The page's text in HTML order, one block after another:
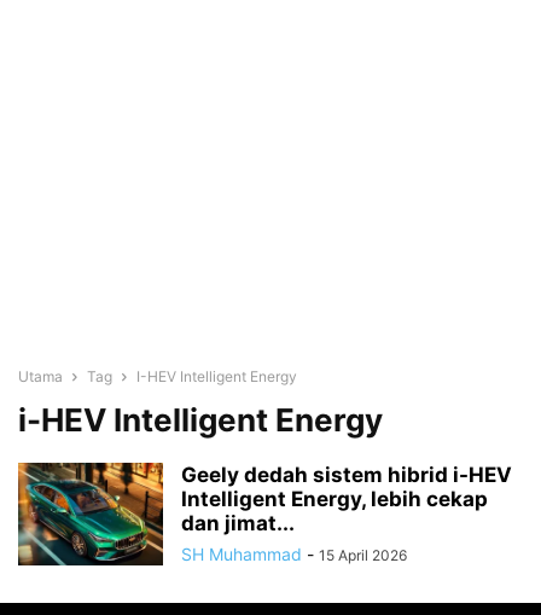
Utama Tag I-HEV Intelligent Energy
i-HEV Intelligent Energy
Geely dedah sistem hibrid i-HEV
Intelligent Energy, lebih cekap
dan jimat...
SH Muhammad - 15 April 2026